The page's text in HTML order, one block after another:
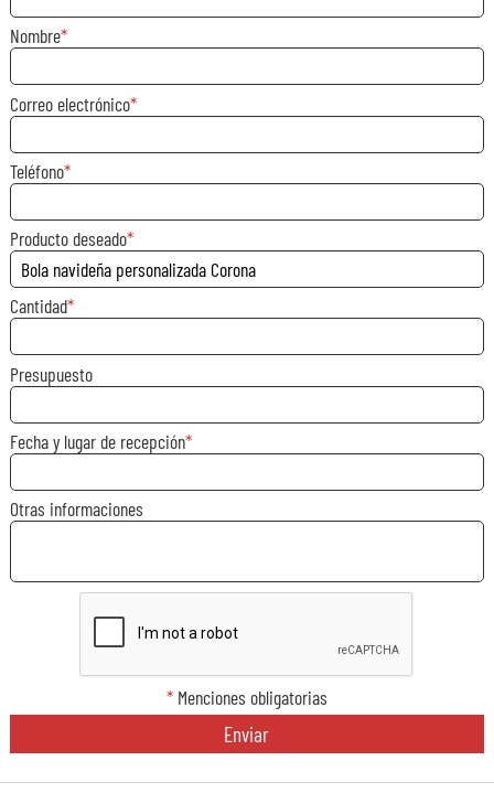
Nombre
Correo electrónico
Teléfono
Producto deseado
Cantidad
Presupuesto
Fecha y lugar de recepción
Otras informaciones
*Menciones obligatorias
Enviar